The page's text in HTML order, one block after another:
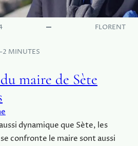
FLORENT
MINUTES
maire de Sète
dynamique que Sète, les
confronte le maire sont aussi